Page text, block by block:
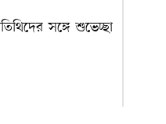
সঙ্গে শুভেচ্ছা